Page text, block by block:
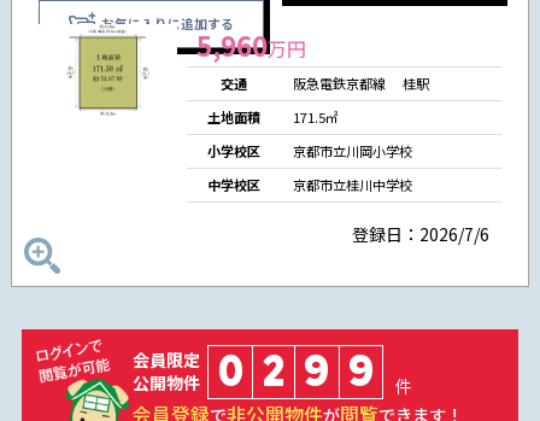
お気に入りに追加する
5,960万円
交通 阪急電鉄京都線桂駅
土地面積
171.5㎡
小学校区
京都市立川岡小学校
中学校区
京都市立桂川中学校
登録日：2026/7/6
会員限定
公開物件
0 2 9 9 件
会員登録で非公開物件が閲覧できます！